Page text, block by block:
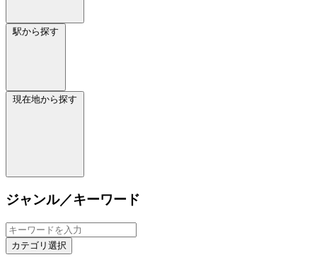
駅から探す
現在地から探す
ジャンル／キーワード
カテゴリ選択